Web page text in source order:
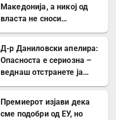
Македонија, а никој од
власта не сноси
Д-р Даниловски апелира:
Опасноста е сериозна –
веднаш отстранете ја
западнонилска треска!
Премиерот изјави дека
сме подобри од ЕУ, но